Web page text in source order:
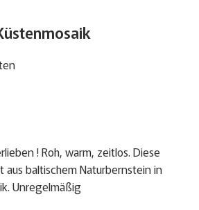
! Roh, warm, zeitlos. Diese
baltischem Naturbernstein in
Unregelmäßig